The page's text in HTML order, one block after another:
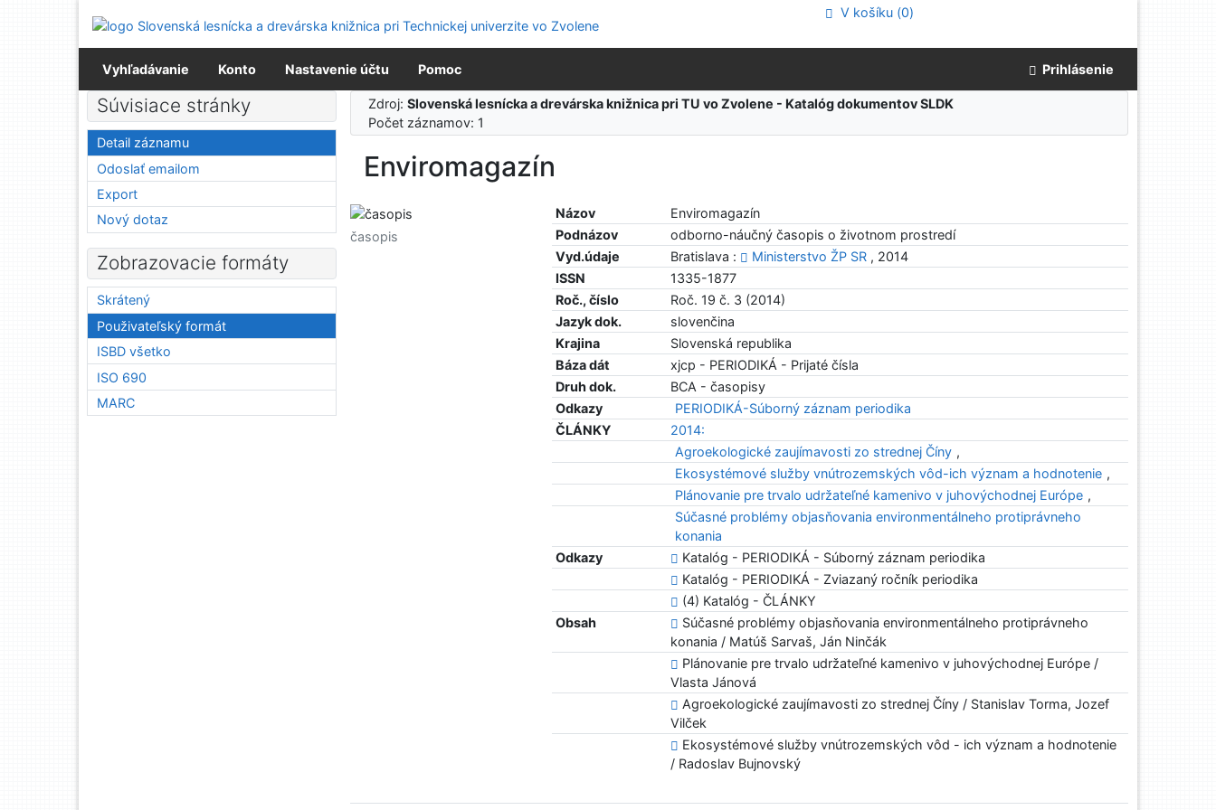
Prejsť na menu
Prehlásenie o webovej prístupnosti
V košíku (0)
Vyhľadávanie Konto Nastavenie účtu Pomoc Prihlásenie
Zdroj:Slovenská lesnícka a drevárska knižnica pri TU vo Zvolene - Katalóg dokumentov SLDK
Počet záznamov: 1
Enviromagazín
Názov
Enviromagazín
Podnázov
odborno-náučný časopis o životnom prostredí
Vyd.údaje
Bratislava : Ministerstvo ŽP SR , 2014
ISSN
1335-1877
Roč., číslo
Roč. 19 č. 3 (2014)
Jazyk dok.
slovenčina
Krajina
Slovenská republika
Báza dát
xjcp - PERIODIKÁ - Prijaté čísla
Druh dok.
BCA - časopisy
Odkazy
PERIODIKÁ-Súborný záznam periodika
ČLÁNKY
2014:
Agroekologické zaujímavosti zo strednej Číny ,
Ekosystémové služby vnútrozemských vôd-ich význam a hodnotenie ,
Plánovanie pre trvalo udržateľné kamenivo v juhovýchodnej Európe ,
Súčasné problémy objasňovania environmentálneho protiprávneho
konania
Odkazy
Katalóg - PERIODIKÁ - Súborný záznam periodika
Katalóg - PERIODIKÁ - Zviazaný ročník periodika
(4) Katalóg - ČLÁNKY
Obsah
Súčasné problémy objasňovania environmentálneho protiprávneho
konania / Matúš Sarvaš, Ján Ninčák
Plánovanie pre trvalo udržateľné kamenivo v juhovýchodnej Európe /
Vlasta Jánová
Agroekologické zaujímavosti zo strednej Číny / Stanislav Torma, Jozef
Vilček
Ekosystémové služby vnútrozemských vôd - ich význam a hodnotenie
/ Radoslav Bujnovský
časopis
Súvisiace stránky
Detail záznamu
Odoslať emailom
Export
Nový dotaz
Zobrazovacie formáty
Skrátený
Použivateľský formát
ISBD všetko
ISO 690
MARC